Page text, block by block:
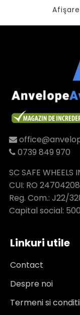
0739 849 970
SC SAFE WHEELS
CUI: RO 24704208
Reg. Com.: J22/
Capital social:
Linkuri utile
Contact
Despre noi
Termeni si